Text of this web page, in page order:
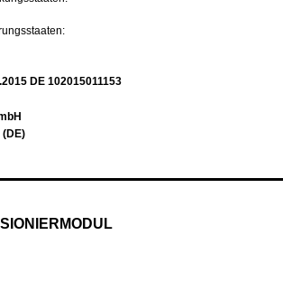
DE 102015011153